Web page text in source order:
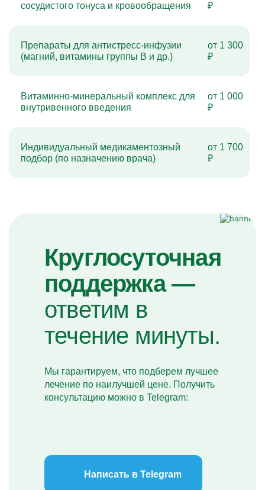
сосудистого тонуса и кровообращения
₽
Препараты для антистресс-инфузии
(магний, витамины группы B и др.)
от 1 300
₽
Витаминно-минеральный комплекс для
внутривенного введения
от 1 000
₽
Индивидуальный медикаментозный
подбор (по назначению врача)
от 1 700
₽
Круглосуточная
поддержка —
ответим в
течение минуты.
Мы гарантируем, что подберем лучшее
лечение по наилучшей цене. Получить
консультацию можно в Telegram:
Написать в Telegram